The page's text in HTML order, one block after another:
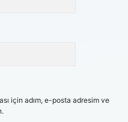
için adım, e-posta adresim ve